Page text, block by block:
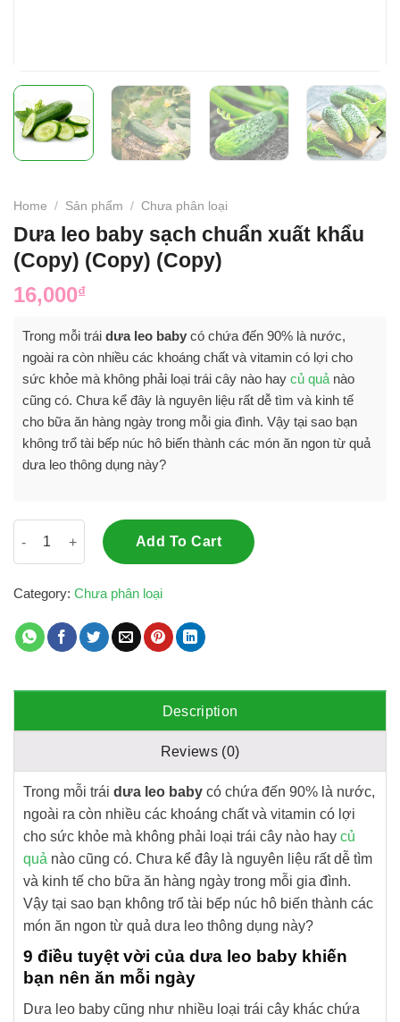
Home / Sản phẩm / Chưa phân loại
Dưa leo baby sạch chuẩn xuất khẩu
(Copy) (Copy) (Copy)
16,000₫
Trong mỗi trái dưa leo baby có chứa đến 90% là nước,
ngoài ra còn nhiều các khoáng chất và vitamin có lợi cho
sức khỏe mà không phải loại trái cây nào hay củ quả nào
cũng có. Chưa kể đây là nguyên liệu rất dễ tìm và kinh tế
cho bữa ăn hàng ngày trong mỗi gia đình. Vậy tại sao bạn
không trổ tài bếp núc hô biến thành các món ăn ngon từ quả
dưa leo thông dụng này?
Dưa leo baby sạch chuẩn xuất khẩu (Copy) (Copy) (Copy)
Add To Cart
Category: Chưa phân loại
Description
Reviews (0)
Trong mỗi trái dưa leo baby có chứa đến 90% là nước,
ngoài ra còn nhiều các khoáng chất và vitamin có lợi
cho sức khỏe mà không phải loại trái cây nào hay củ
quả nào cũng có. Chưa kể đây là nguyên liệu rất dễ tìm
và kinh tế cho bữa ăn hàng ngày trong mỗi gia đình.
Vậy tại sao bạn không trổ tài bếp núc hô biến thành các
món ăn ngon từ quả dưa leo thông dụng này?
9 điều tuyệt vời của dưa leo baby khiến
bạn nên ăn mỗi ngày
Dưa leo baby cũng như nhiều loại trái cây khác chứa